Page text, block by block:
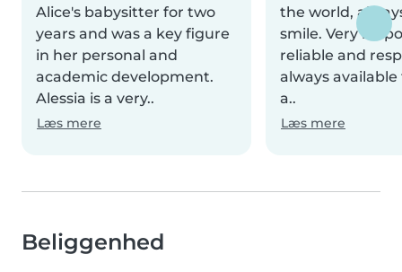
Alice's babysitter for two
years and was a key figure
in her personal and
academic development.
Alessia is a very..
Læs mere
the world,
smile. Very
reliable and
always available
a..
Læs mere
Beliggenhed